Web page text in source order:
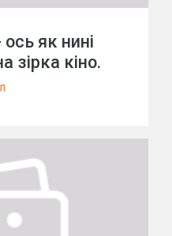
як нині
зірка кіно.